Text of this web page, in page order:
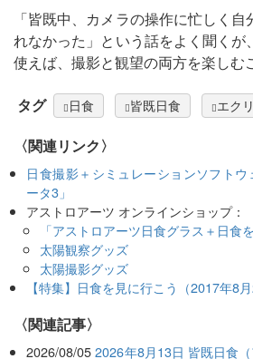
「皆既中、カメラの操作に忙しく
れなかった」という話をよく聞くが
使えば、撮影と観望の両方を楽しむ
タグ 日食 皆既日食 エク
〈関連リンク〉
日食撮影＋シミュレーションソフト
ータ3」
アストロアーツ オンラインショップ：
「アストロアーツ日食グラス＋日食
太陽観察グッズ
太陽撮影グッズ
【特集】日食を見に行こう（2017年8
関連記事
2026/08/05 2026年8月13日 皆既日食